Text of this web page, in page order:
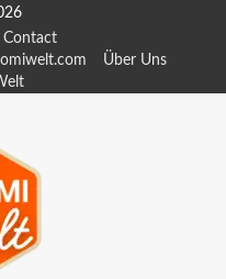
Contact
Über Uns